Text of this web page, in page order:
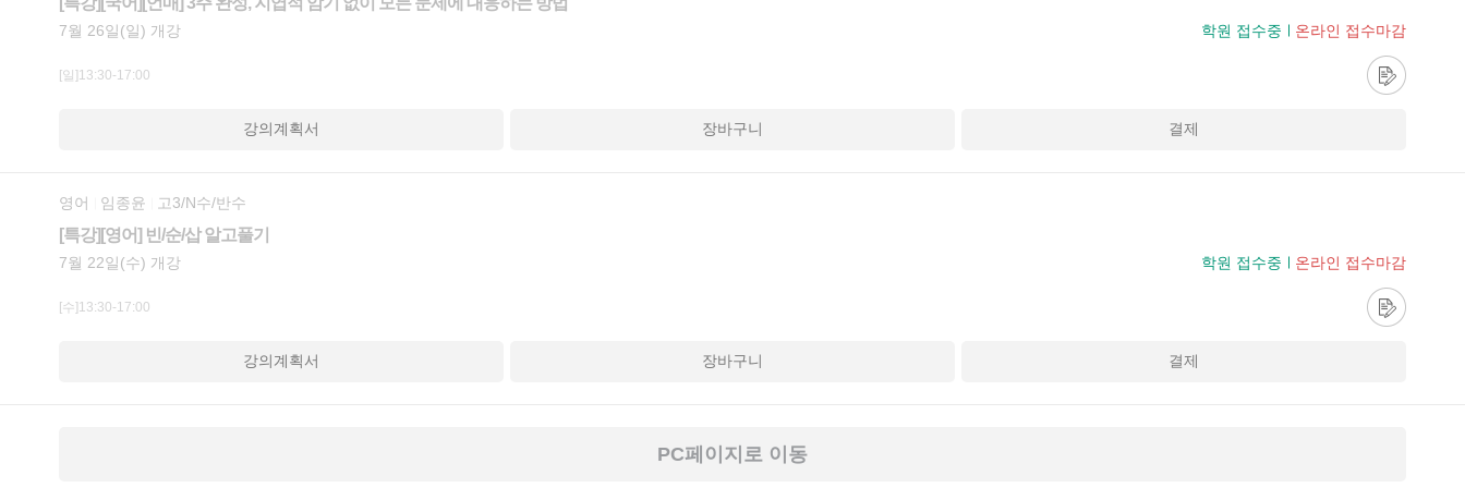
7월 26일(일) 개강 학원 접수중 온라인 접수마감
[일]13:30-17:00
강의계획서 장바구니 결제
영어 임종윤 고3/N수/반수
[특강][영어] 빈/순/삽 알고풀기
7월 22일(수) 개강 학원 접수중 온라인 접수마감
[수]13:30-17:00
강의계획서 장바구니 결제
PC페이지로 이동